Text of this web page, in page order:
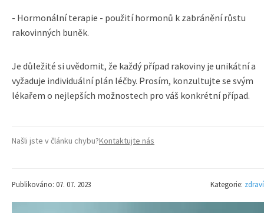
- Hormonální terapie - použití hormonů k zabránění růstu
rakovinných buněk.
Je důležité si uvědomit, že každý případ rakoviny je unikátní a
vyžaduje individuální plán léčby. Prosím, konzultujte se svým
lékařem o nejlepších možnostech pro váš konkrétní případ.
Našli jste v článku chybu?Kontaktujte nás
Publikováno: 07. 07. 2023 Kategorie: zdraví